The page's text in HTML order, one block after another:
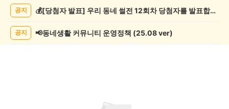
록
공지 💰[당첨자 발표] 우리 동네 썰전 12회차 당첨자를 발표합니다!
공지 📢동네생활 커뮤니티 운영정책 (25.08 ver)